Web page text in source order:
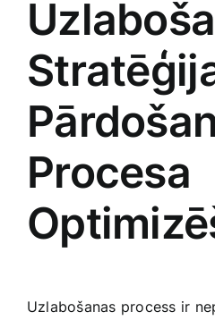
Procesa​
Uzlabošanas process ir